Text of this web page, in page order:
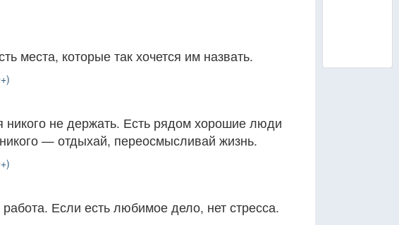
места, которые так хочется им назвать.
никого не держать. Есть рядом хорошие люди
— отдыхай, переосмысливай жизнь.
Если есть любимое дело, нет стресса.